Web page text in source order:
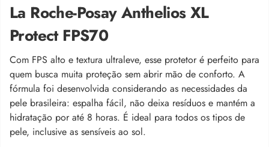
La Roche-Posay Anthelios XL
Protect FPS70
Com FPS alto e textura ultraleve, esse protetor é perfeito para
quem busca muita proteção sem abrir mão de conforto. A
fórmula foi desenvolvida considerando as necessidades da
pele brasileira: espalha fácil, não deixa resíduos e mantém a
hidratação por até 8 horas. É ideal para todos os tipos de
pele, inclusive as sensíveis ao sol.